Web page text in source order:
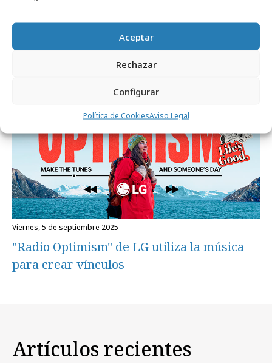
Aceptar
Rechazar
Configurar
Política de CookiesAviso Legal
del Roig Arena
viernes, 5 de septiembre 2025
"Radio Optimism" de LG utiliza la música
para crear vínculos
Artículos recientes